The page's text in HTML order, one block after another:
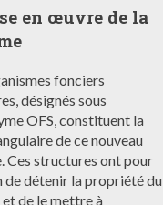
en œuvre de la
fonciers
désignés sous
OFS, constituent la
de ce nouveau
Ces structures ont pour
de détenir la propriété du
de le mettre à